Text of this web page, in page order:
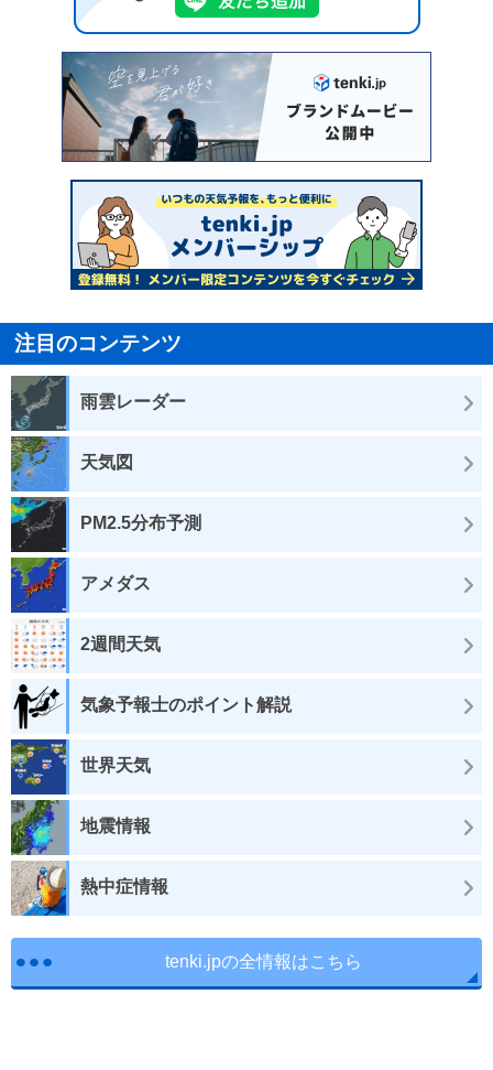
注目のコンテンツ
雨雲レーダー
天気図
PM2.5分布予測
アメダス
2週間天気
気象予報士のポイント解説
世界天気
地震情報
熱中症情報
tenki.jpの全情報はこちら